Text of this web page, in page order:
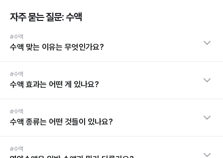
자주 묻는 질문: 수액
#수액
수액 맞는 이유는 무엇인가요?
#수액
수액 효과는 어떤 게 있나요?
#수액
수액 종류는 어떤 것들이 있나요?
#수액